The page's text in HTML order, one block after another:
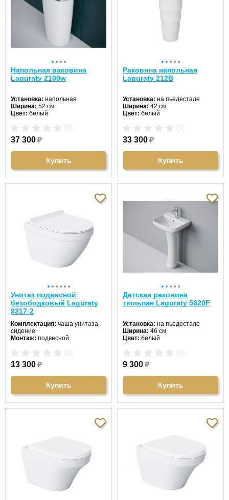
Напольная раковина
Laguraty 2100w
Установка: напольная
Ширина: 52 см
Цвет: белый
37 300₽
Купить
Раковина напольная
Laguraty 212B
Установка: на пьедестале
Ширина: 42 см
Цвет: белый
33 300₽
Купить
Унитаз подвесной
безободковый Laguraty
9317-2
Комплектация: чаша унитаза,
сидение
Монтаж: подвесной
Цвет унитаза:
Длина:49 см
32 см
13 300₽
Купить
Детская раковина
тюльпан Laguraty 5620F
Установка: на пьедестале
Ширина: 46 см
Цвет: белый
9 300₽
Купить